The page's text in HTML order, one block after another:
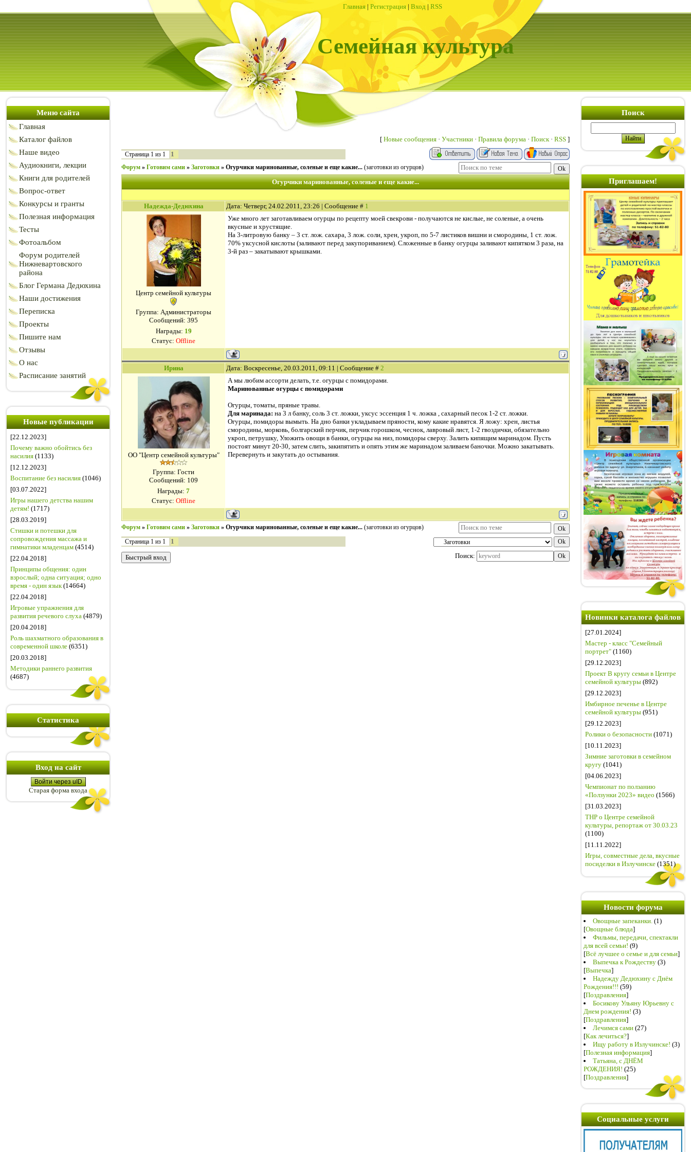
Главная | Регистрация | Вход | RSS
Семейная культура
Меню сайта
Главная
Каталог файлов
Наше видео
Аудиокниги, лекции
Книги для родителей
Вопрос-ответ
Конкурсы и гранты
Полезная информация
Тесты
Фотоальбом
Форум родителей
Нижневартовского
района
Блог Германа Дедюхина
Наши достижения
Переписка
Проекты
Пишите нам
Отзывы
О нас
Расписание занятий
Новые публикации
[22.12.2023]
Почему важно обойтись без
насилия (1133)
[12.12.2023]
Воспитание без насилия (1046)
[03.07.2022]
Игры нашего детства нашим
детям! (1717)
[28.03.2019]
Стишки и потешки для
сопровождения массажа и
гимнатики младенцам (4514)
[22.04.2018]
Принципы общения: один
взрослый; одна ситуация; одно
время - один язык(14664)
[22.04.2018]
Игровые упражнения для
развития речевого слуха (4879)
[20.04.2018]
Роль шахматного образования в
современной школе (6351)
[20.03.2018]
Методики раннего развития
(4687)
Статистика
Вход на сайт
Войти через uID
Старая форма входа
[ Новые сообщения · Участники · Правила форума · Поиск· RSS ]
Страница 1 из 1 1
Форум » Готовим сами » Заготовки » Огурчики маринованные, соленые и еще какие... (заготовки из огурцов)
Огурчики маринованные, соленые и еще какие...
Надежда-Дедюхина Дата: Четверг, 24.02.2011, 23:26 | Сообщение # 1
Центр семейной культуры
Группа: Администраторы
Сообщений: 395
Награды: 19
Статус: Offline
Уже много лет заготавливаем огурцы по рецепту моей свекрови - получаются не кислые, не соленые, а очень
вкусные и хрустящие.
На 3-литровую банку – 3 ст. лож. сахара, 3 лож. соли, хрен, укроп, по 5-7 листиков вишни и смородины, 1 ст. лож.
70% уксусной кислоты (заливают перед закупориванием). Сложенные в банку огурцы заливают кипятком 3 раза, на
3-й раз – закатывают крышками.
Ирина Дата: Воскресенье, 20.03.2011, 09:11 | Сообщение # 2
ОО "Центр семейной культуры"
Группа: Гости
Сообщений: 109
Награды: 7
Статус: Offline
А мы любим ассорти делать, т.е. огурцы с помидорами.
Маринованные огурцы с помидорами
Огурцы, томаты, пряные травы.
Для маринада: на 3 л банку, соль 3 ст. ложки, уксус эссенция 1 ч. ложка , сахарный песок 1-2 ст. ложки.
Огурцы, помидоры вымыть. На дно банки укладываем пряности, кому какие нравятся. Я ложу: хрен, листья
смородины, морковь, болгарский перчик, перчик горошком, чеснок, лавровый лист, 1-2 гвоздички, обязательно
укроп, петрушку, Уложить овощи в банки, огурцы на низ, помидоры сверху. Залить кипящим маринадом. Пусть
постоят минут 20-30, затем слить, закипятить и опять этим же маринадом заливаем баночки. Можно закатывать.
Перевернуть и закутать до остывания.
Форум » Готовим сами » Заготовки » Огурчики маринованные, соленые и еще какие... (заготовки из огурцов)
Страница 1 из 1
1
Поиск:
Поиск
Приглашаем!
Новинки каталога файлов
[27.01.2024]
Мастер - класс "Семейный
портрет" (1160)
[29.12.2023]
Проект В кругу семьи в Центре
семейной культуры (892)
[29.12.2023]
Имбирное печенье в Центре
семейной культуры (951)
[29.12.2023]
Ролики о безопасности (1071)
[10.11.2023]
Зимние заготовки в семейном
кругу (1041)
[04.06.2023]
Чемпионат по ползанию
«Ползунки 2023» видео (1566)
[31.03.2023]
ТНР о Центре семейной
культуры, репортаж от 30.03.23
(1100)
[11.11.2022]
Игры, совместные дела, вкусные
посиделки в Излучинске (1351)
Новости форума
Овощные запеканки. (1)
[Овощные блюда]
Фильмы, передачи, спектакли
для всей семьи! (9)
[Всё лучшее о семье и для семьи]
Выпечка к Рождеству (3)
[Выпечка]
Надежду Дедюхину с Днём
Рождения!!! (59)
[Поздравления]
Босикову Ульяну Юрьевну с
Днем рождения! (3)
[Поздравления]
Лечимся сами (27)
[Как лечиться?]
Ищу работу в Излучинске! (3)
[Полезная информация]
Татьяна, с ДНЁМ
РОЖДЕНИЯ! (25)
[Поздравления]
Социальные услуги